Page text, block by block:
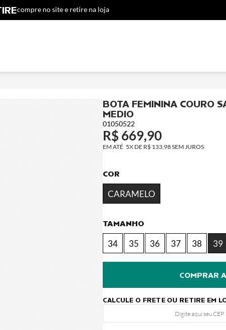
compre no site e retire na loja
BOTA FEMININA COURO
MEDIO
01050522
R$ 669,90
5X DE R$ 133,98SEM JUROS
COR
CARAMELO
TAMANHO
34 35 36 37 38 39
CALCULE O FRETE OU RETIRE EM